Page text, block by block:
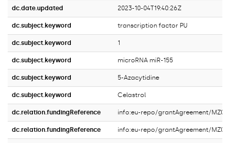
dc.date.updated 2023-10-04T19:40:26Z
dc.subject.keyword transcription factor PU
dc.subject.keyword 1
dc.subject.keyword microRNA miR-155
dc.subject.keyword 5-Azacytidine
dc.subject.keyword Celastrol
dc.relation.fundingReference info:eu-repo/grantAgreement/MZ0/
dc.relation.fundingReference info:eu-repo/grantAgreement/MZ0/